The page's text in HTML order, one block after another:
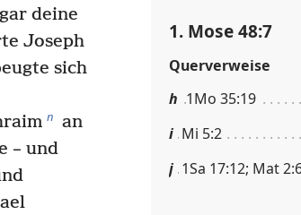
deine
Joseph
sich
n an
– und
1. Mose 48:7
Querverweise
h 1Mo 35:19
i Mi 5:2
j 1Sa 17:12; Mat